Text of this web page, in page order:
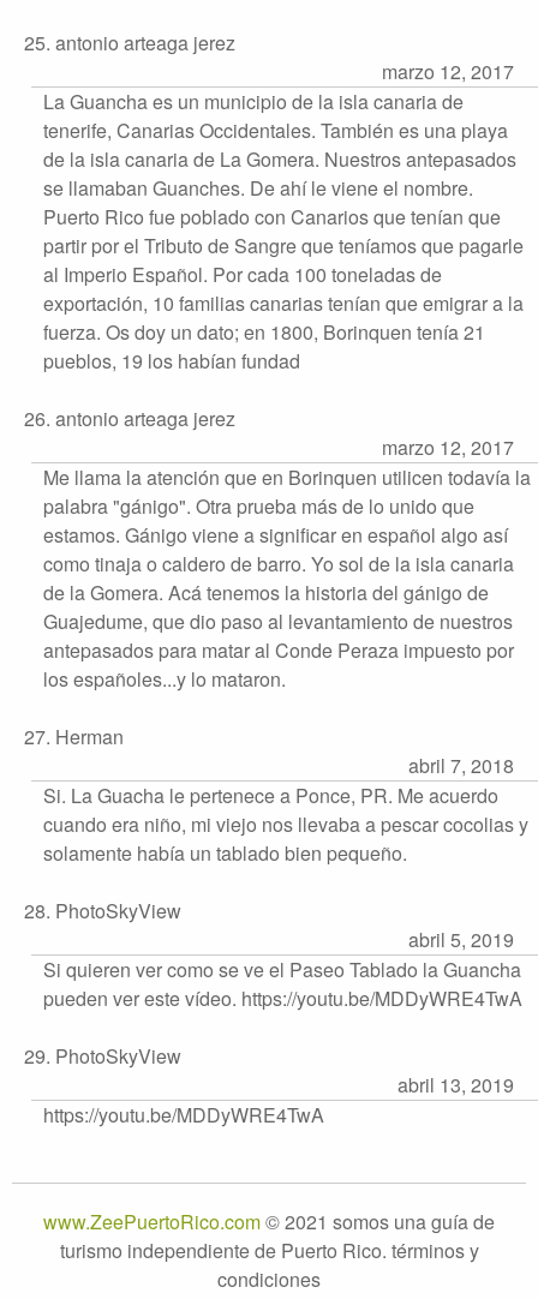
25. antonio arteaga jerez
marzo 12, 2017
La Guancha es un municipio de la isla canaria de
tenerife, Canarias Occidentales. También es una playa
de la isla canaria de La Gomera. Nuestros antepasados
se llamaban Guanches. De ahí le viene el nombre.
Puerto Rico fue poblado con Canarios que tenían que
partir por el Tributo de Sangre que teníamos que pagarle
al Imperio Español. Por cada 100 toneladas de
exportación, 10 familias canarias tenían que emigrar a la
fuerza. Os doy un dato; en 1800, Borinquen tenía 21
pueblos, 19 los habían fundad
26. antonio arteaga jerez
marzo 12, 2017
Me llama la atención que en Borinquen utilicen todavía la
palabra "gánigo". Otra prueba más de lo unido que
estamos. Gánigo viene a significar en español algo así
como tinaja o caldero de barro. Yo sol de la isla canaria
de la Gomera. Acá tenemos la historia del gánigo de
Guajedume, que dio paso al levantamiento de nuestros
antepasados para matar al Conde Peraza impuesto por
los españoles...y lo mataron.
27. Herman
abril 7, 2018
Si. La Guacha le pertenece a Ponce, PR. Me acuerdo
cuando era niño, mi viejo nos llevaba a pescar cocolias y
solamente había un tablado bien pequeño.
28. PhotoSkyView
abril 5, 2019
Si quieren ver como se ve el Paseo Tablado la Guancha
pueden ver este vídeo. https://youtu.be/MDDyWRE4TwA
29. PhotoSkyView
abril 13, 2019
https://youtu.be/MDDyWRE4TwA
www.ZeePuertoRico.com© 2021 somos una guía de
turismo independiente de Puerto Rico. términos y
condiciones